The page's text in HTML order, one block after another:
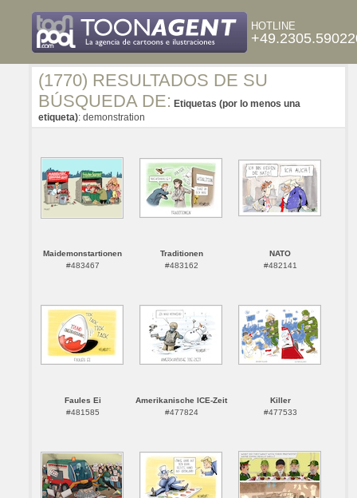
HOTLINE
(1770) RESULTADOS DE SU
BÚSQUEDA DE: Etiquetas (por lo menos una
etiqueta): demonstration
Maidemonstartionen
#483467
Traditionen
#483162
NATO
#482141
Faules Ei
#481585
Amerikanische ICE-Zeit
#477824
Killer
#477533